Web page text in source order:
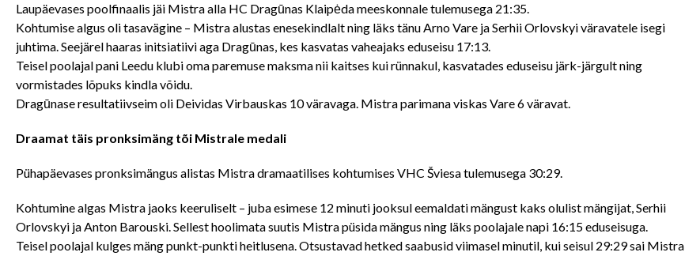
Laupäevases poolfinaalis jäi Mistra alla HC Dragūnas Klaipėda meeskonnale tulemusega 21:35.
Kohtumise algus oli tasavägine – Mistra alustas enesekindlalt ning läks tänu Arno Vare ja Serhii Orlovskyi väravatele isegi
juhtima. Seejärel haaras initsiatiivi aga Dragūnas, kes kasvatas vaheajaks eduseisu 17:13.
Teisel poolajal pani Leedu klubi oma paremuse maksma nii kaitses kui rünnakul, kasvatades eduseisu järk-järgult ning
vormistades lõpuks kindla võidu.
Dragūnase resultatiivseim oli Deividas Virbauskas 10 väravaga. Mistra parimana viskas Vare 6 väravat.
Draamat täis pronksimäng tõi Mistrale medali
Pühapäevases pronksimängus alistas Mistra dramaatilises kohtumises VHC Šviesa tulemusega 30:29.
Kohtumine algas Mistra jaoks keeruliselt – juba esimese 12 minuti jooksul eemaldati mängust kaks olulist mängijat, Serhii
Orlovskyi ja Anton Barouski. Sellest hoolimata suutis Mistra püsida mängus ning läks poolajale napi 16:15 eduseisuga.
Teisel poolajal kulges mäng punkt-punkti heitlusena. Otsustavad hetked saabusid viimasel minutil, kui seisul 29:29 sai Mistra